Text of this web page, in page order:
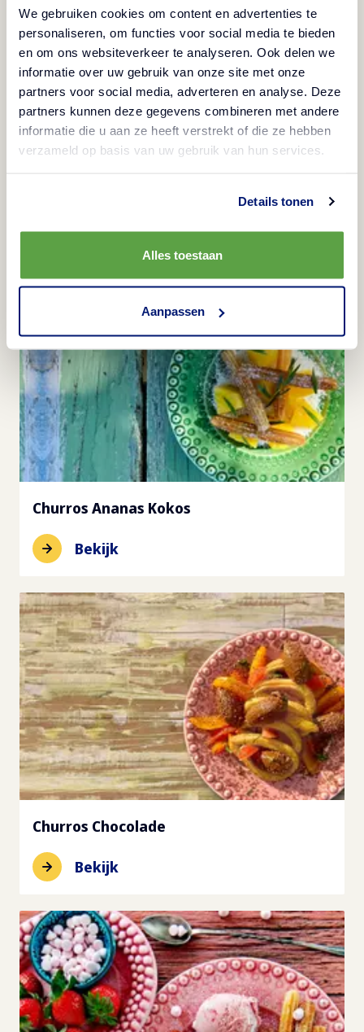
We gebruiken cookies om content en advertenties te
personaliseren, om functies voor social media te bieden
en om ons websiteverkeer te analyseren. Ook delen we
informatie over uw gebruik van onze site met onze
partners voor social media, adverteren en analyse. Deze
partners kunnen deze gegevens combineren met andere
informatie die u aan ze heeft verstrekt of die ze hebben
verzameld op basis van uw gebruik van hun services.
Details tonen
Alles toestaan
Aanpassen
Verwarmde Biscoff-pasta in de magnetron tot deze
vloeibaar is.
de churros door de Biscoff-kruimels en serveer
ze met de Biscoff-dipsaus.
recepten
Churros Ananas Kokos
Bekijk
Churros Chocolade
Bekijk